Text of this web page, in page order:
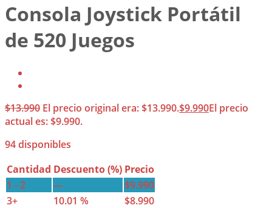
Consola Joystick Portátil
de 520 Juegos
$13.990 El precio original era: $13.990.$9.990El precio
actual es: $9.990.
94 disponibles
Cantidad Descuento (%) Precio
1 - 2
— $9.990
3+
10.01 % $8.990